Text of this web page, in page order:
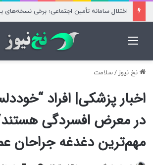
نخ نیوز /سلامت
اخبار پزشکی| افراد
در معرض افسردگی
مهم‌ترین دغدغه جراحان